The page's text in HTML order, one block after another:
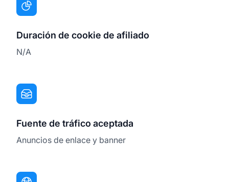
Duración de cookie de afiliado
N/A
Fuente de tráfico aceptada
Anuncios de enlace y banner